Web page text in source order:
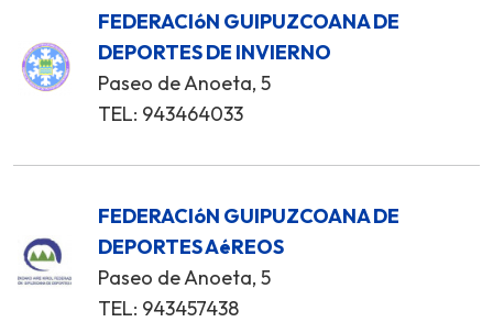
FEDERACIóN GUIPUZCOANA DE
DEPORTES DE INVIERNO
Paseo de Anoeta, 5
TEL: 943464033
FEDERACIóN GUIPUZCOANA DE
DEPORTES AéREOS
Paseo de Anoeta, 5
TEL: 943457438